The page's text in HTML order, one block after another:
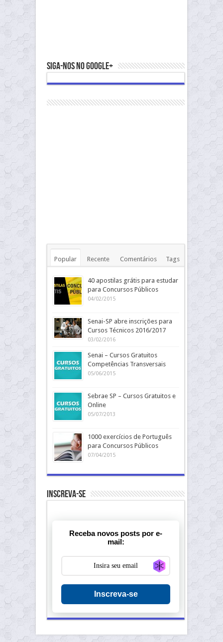
Siga-nos no Google+
Popular Recente Comentários Tags
40 apostilas grátis para estudar
para Concursos Públicos
04/02/2015
Senai-SP abre inscrições para
Cursos Técnicos 2016/2017
03/02/2016
Senai – Cursos Gratuitos
Competências Transversais
05/06/2015
Sebrae SP – Cursos Gratuitos e
Online
05/07/2013
1000 exercícios de Português
para Concursos Públicos
07/04/2015
Inscreva-se
Receba novos posts por e-
mail:
Inscreva-se